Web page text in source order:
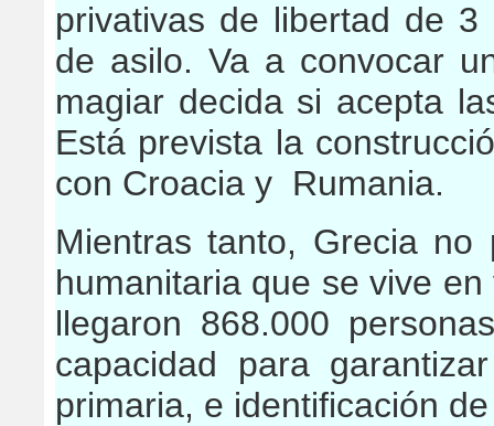
privativas de libertad de
de asilo. Va a convocar
magiar decida si acepta
Está prevista la
con Croacia y Rumania.
Mientras tanto, Grecia
humanitaria que se vive
llegaron 868.000
capacidad para
primaria, e identificación